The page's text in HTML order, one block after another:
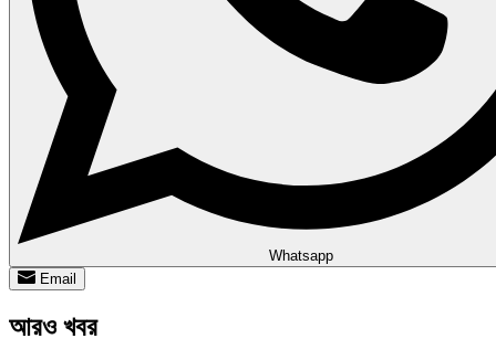
Whatsapp
Email
আরও খবর